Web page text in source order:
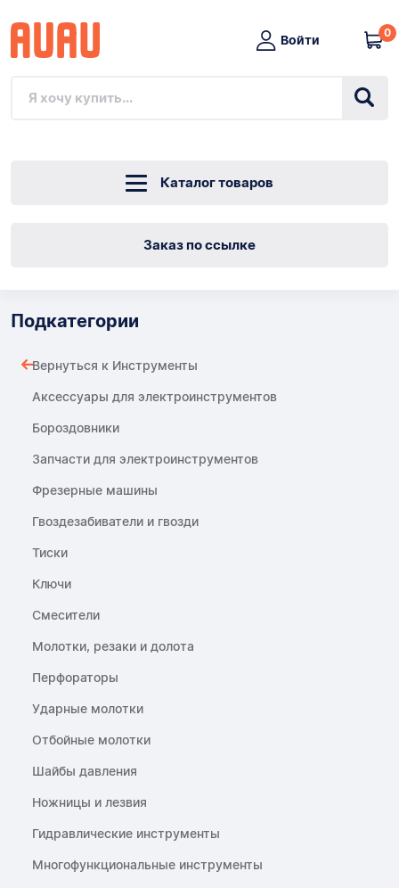
Войти
0
Каталог товаров
Заказ по ссылке
Подкатегории
Вернуться к Инструменты
Аксессуары для электроинструментов
Бороздовники
Запчасти для электроинструментов
Фрезерные машины
Гвоздезабиватели и гвозди
Тиски
Ключи
Смесители
Молотки, резаки и долота
Перфораторы
Ударные молотки
Отбойные молотки
Шайбы давления
Ножницы и лезвия
Гидравлические инструменты
Многофункциональные инструменты